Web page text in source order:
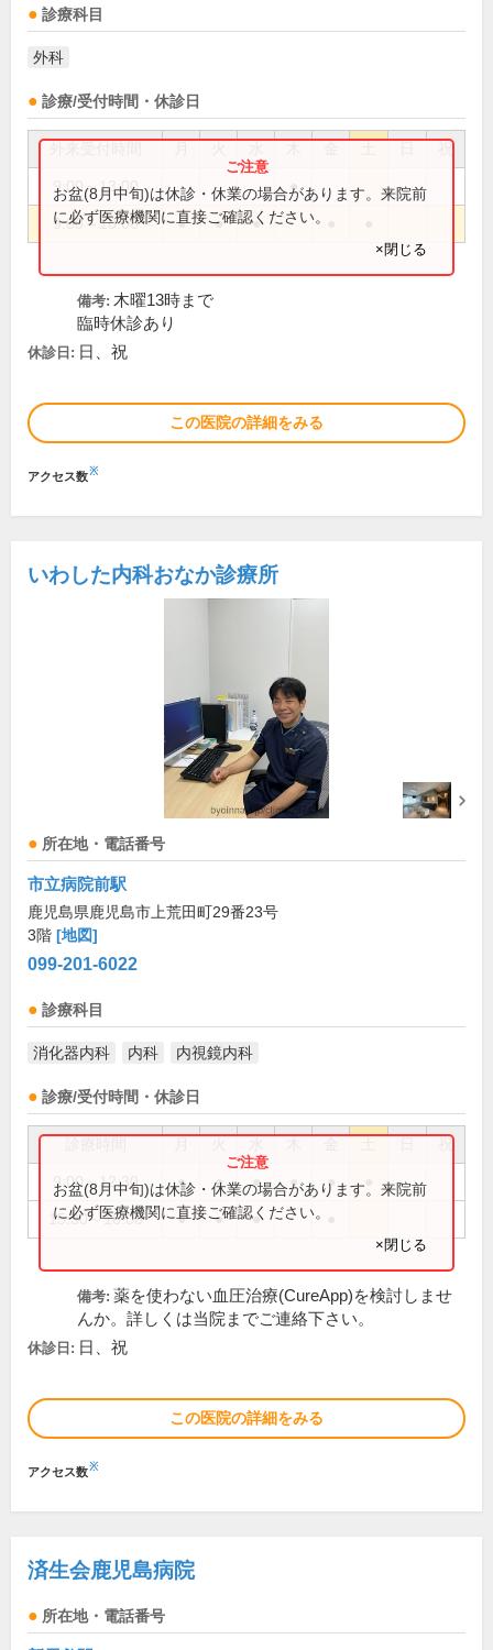
診療科目
外科
診療/受付時間・休診日
祝
9:00～13:00 ●
9:00～18:00 ● ● ●
お盆(8月中旬)は休診・休業の場合があります。来院前
に必ず医療機関に直接ご確認ください。
×閉じる
備考: 木曜13時まで
臨時休診あり
休診日: 日、祝
この医院の詳細をみる
アクセス数※
いわした内科おなか診療所
所在地・電話番号
市立病院前駅
鹿児島県鹿児島市上荒田町29番23号
3階 [地図]
099-201-6022
診療科目
消化器内科 内科 内視鏡内科
診療/受付時間・休診日
祝
9:00～12:30 ● ● ● ● ●
15:30～18:00 ● ● ●
お盆(8月中旬)は休診・休業の場合があります。来院前
に必ず医療機関に直接ご確認ください。
×閉じる
備考: 薬を使わない血圧治療(CureApp)を検討しませ
んか。詳しくは当院までご連絡下さい。
休診日: 日、祝
この医院の詳細をみる
アクセス数※
済生会鹿児島病院
所在地・電話番号